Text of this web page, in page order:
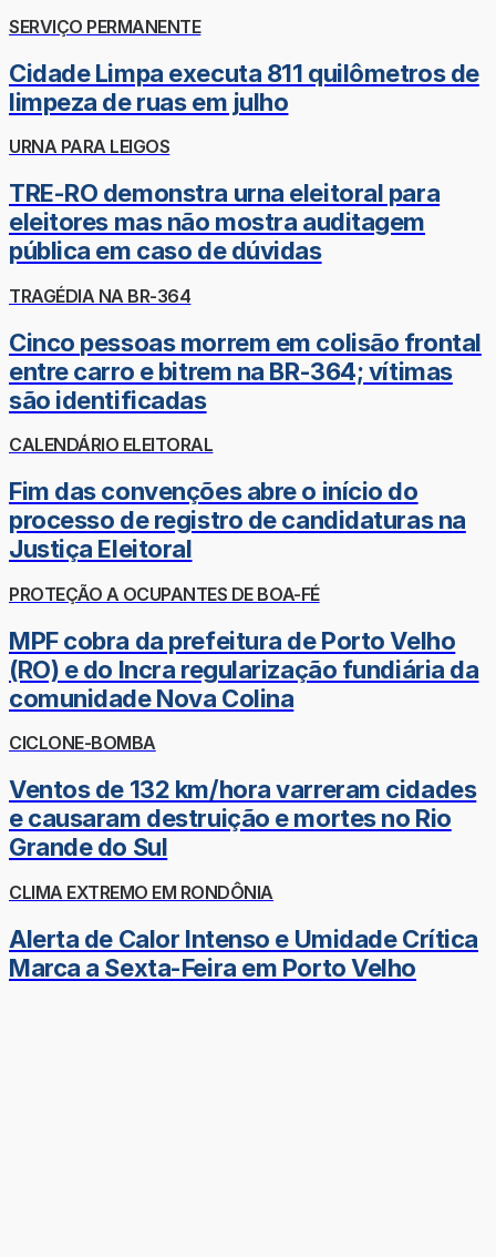
SERVIÇO PERMANENTE
Cidade Limpa executa 811 quilômetros de
limpeza de ruas em julho
URNA PARA LEIGOS
TRE-RO demonstra urna eleitoral para
eleitores mas não mostra auditagem
pública em caso de dúvidas
TRAGÉDIA NA BR-364
Cinco pessoas morrem em colisão frontal
entre carro e bitrem na BR-364; vítimas
são identificadas
CALENDÁRIO ELEITORAL
Fim das convenções abre o início do
processo de registro de candidaturas na
Justiça Eleitoral
PROTEÇÃO A OCUPANTES DE BOA-FÉ
MPF cobra da prefeitura de Porto Velho
(RO) e do Incra regularização fundiária da
comunidade Nova Colina
CICLONE-BOMBA
Ventos de 132 km/hora varreram cidades
e causaram destruição e mortes no Rio
Grande do Sul
CLIMA EXTREMO EM RONDÔNIA
Alerta de Calor Intenso e Umidade Crítica
Marca a Sexta-Feira em Porto Velho